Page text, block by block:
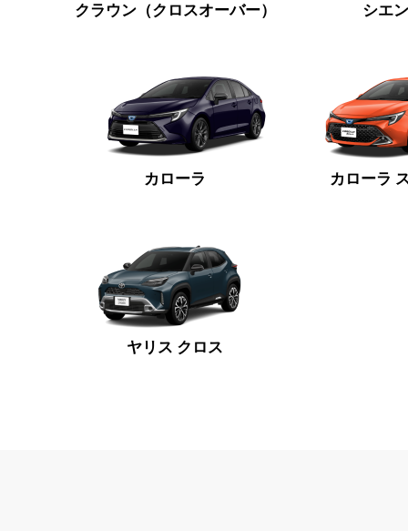
クラウン（クロスオーバー） シエ
カローラ カローラ
ヤリス クロス